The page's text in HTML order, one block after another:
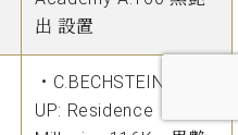
出 設置
・C.BECHSTEIN
UP: Residence